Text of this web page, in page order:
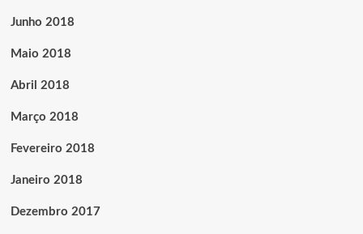
Junho 2018
Maio 2018
Abril 2018
Março 2018
Fevereiro 2018
Janeiro 2018
Dezembro 2017